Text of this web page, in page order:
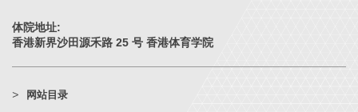
体院地址:
香港新界沙田源禾路 25 号 香港体育学院
网站目录